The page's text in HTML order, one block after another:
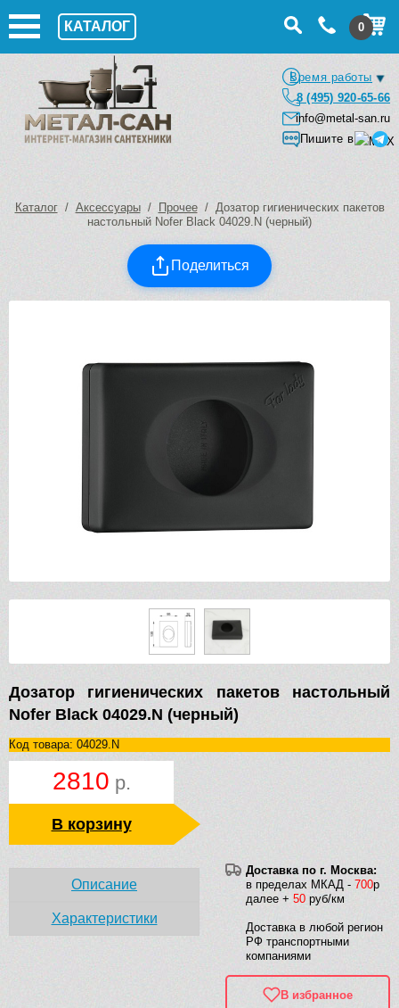
КАТАЛОГ 0
Время работы
8 (495) 920-65-66
info@metal-san.ru
Пишите в
Каталог/ Аксессуары/ Прочее/ Дозатор гигиенических пакетов
настольный Nofer Black 04029.N (черный)
Поделиться
Дозатор гигиенических пакетов настольный
Nofer Black 04029.N (черный)
Код товара: 04029.N
2810 р.
В корзину
Доставка по г. Москва:
в пределах МКАД - 700р
далее + 50 руб/км
Доставка в любой регион
РФ транспортными
компаниями
В избранное
Описание
Характеристики